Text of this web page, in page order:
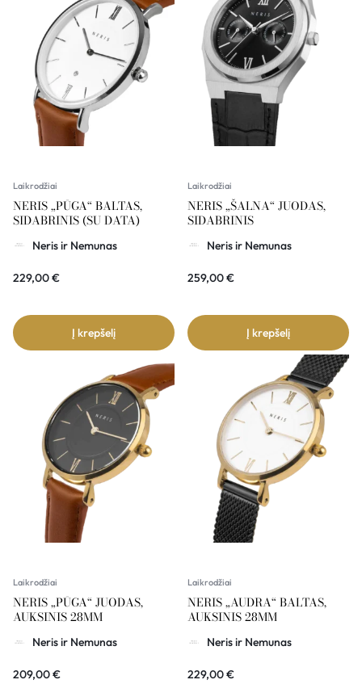
Laikrodžiai
NERIS „PŪGA“ BALTAS,
SIDABRINIS (SU DATA)
Neris ir Nemunas
229,00€
Į krepšelį
Laikrodžiai
NERIS „ŠALNA“ JUODAS,
SIDABRINIS
Neris ir Nemunas
259,00€
Į krepšelį
Laikrodžiai
NERIS „PŪGA“ JUODAS,
AUKSINIS 28MM
Neris ir Nemunas
209,00€
Laikrodžiai
NERIS „AUDRA“ BALTAS,
AUKSINIS 28MM
Neris ir Nemunas
229,00€